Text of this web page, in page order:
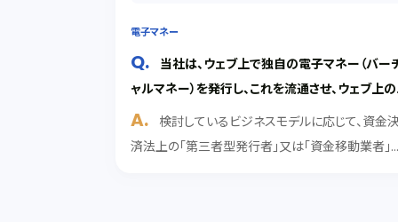
電子マネー
当社は、ウェブ上で独自の電子マネー（バー
ャルマネー）を発行し、これを流通させ、ウェブ上の
各種店舗でその電子マネーを利用して買物ができる
法的規制を受けるでしょうか。
検討しているビジネスモデルに応じて、資金決
済法上の「第三者型発行者」又は「資金移動業者」と